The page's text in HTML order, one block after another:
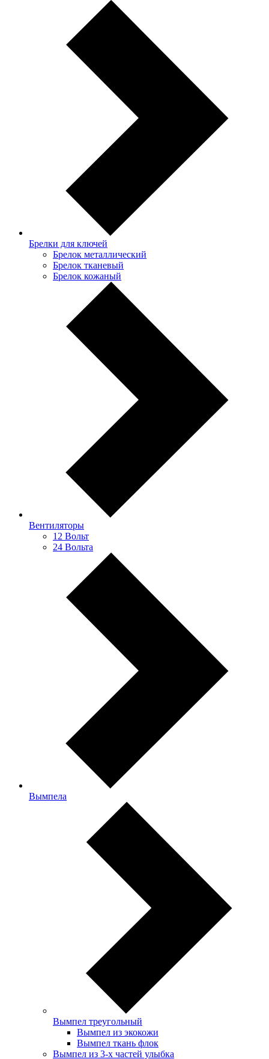
Брелки для ключей
Брелок металлический
Брелок тканевый
Брелок кожаный
Вентиляторы
12 Вольт
24 Вольта
Вымпела
Вымпел треугольный
Вымпел из экокожи
Вымпел ткань флок
Вымпел из 3-х частей улыбка